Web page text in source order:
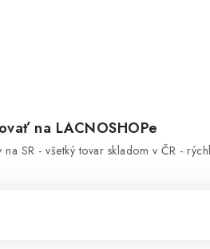
na LACNOSHOPe
na SR - všetký tovar skladom v ČR -